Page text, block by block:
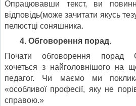
Опрацювавши текст, ви
відповідь(може зачитати якусь
пелюстці соняшника.
4. Обговорення порад.
Почати обговорення порад
хочеться з найголовнішого на
педагог. Чи маємо ми
«особливої професії, яку не
справою.»